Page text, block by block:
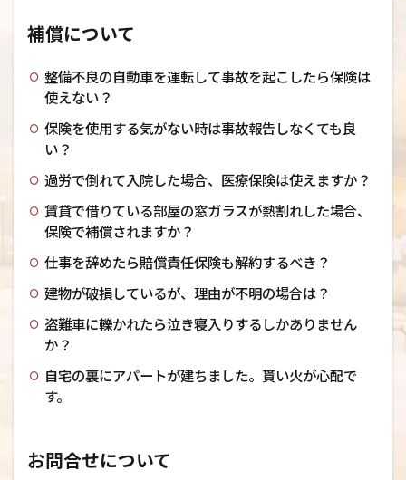
補償について
整備不良の自動車を運転して事故を起こしたら保険は
使えない？
保険を使用する気がない時は事故報告しなくても良
い？
過労で倒れて入院した場合、医療保険は使えますか？
賃貸で借りている部屋の窓ガラスが熱割れした場合、
保険で補償されますか？
仕事を辞めたら賠償責任保険も解約するべき？
建物が破損しているが、理由が不明の場合は？
盗難車に轢かれたら泣き寝入りするしかありません
か？
自宅の裏にアパートが建ちました。貰い火が心配で
す。
お問合せについて